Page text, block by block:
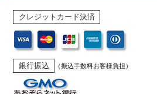
クレジットカード決済
銀行振込 （振込手数料お客様負担）